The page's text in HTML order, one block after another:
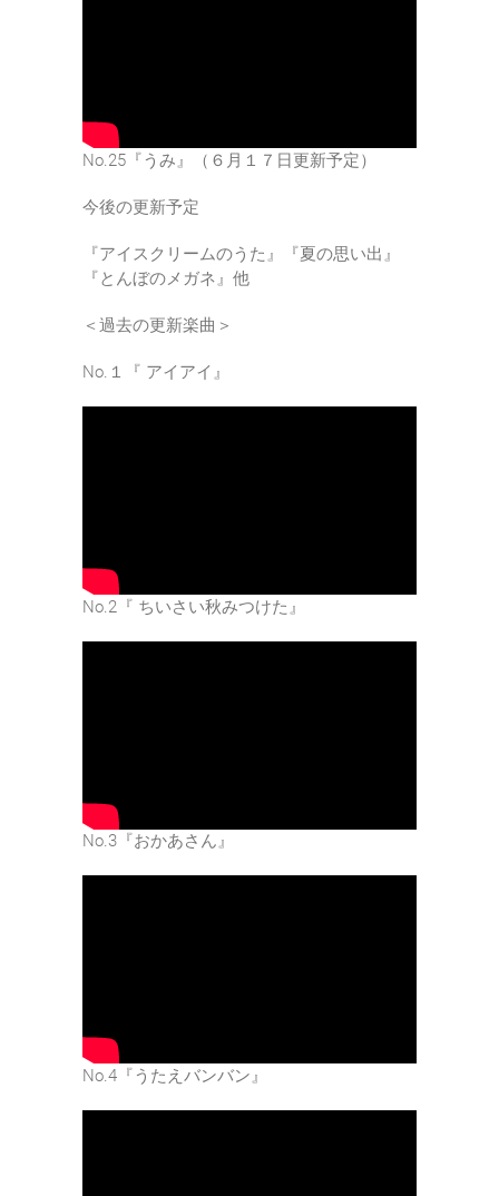
No.25『うみ』（６月１７日更新予定）
今後の更新予定
『アイスクリームのうた』『夏の思い出』
『とんぼのメガネ』他
＜過去の更新楽曲＞
No.１『 アイアイ』
No.2『 ちいさい秋みつけた』
No.3『おかあさん』
No.4『うたえバンバン』